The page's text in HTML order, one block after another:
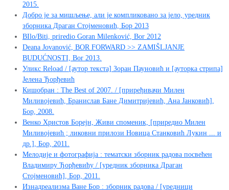
2015.
Добро је за мишљење, али је компликовано за јело, уредник
зборника Драган Стојменовић, Бор 2013
BIlo/Biti, priredio Goran Milenković, Bor 2012
Deana Jovanović, BOR FORWARD >> ZAMIŠLJANJE
BUDUĆNOSTI, Bor 2013.
Уликс Reload / [аутор текста] Зоран Пауновић и [ауторка стрипа]
Јелена Ђорђевић
Кишобран : The Best of 2007. / [приређивачи Милен
Миливојевић, Бранислав Бане Димитријевић, Ана Јанковић],
Бор, 2008.
Венко Христов Борејн, Живи споменик, [приредио Милен
Миливојевић ; ликовни прилози Новица Станковић Лукин ... и
др.], Бор, 2011.
Мелодије и фотографија : тематски зборник радова посвећен
Владимиру Ђорђевићу / [уредник зборника Драган
Стојменовић], Бор, 2011.
Изнадреализма Ване Бор : зборник радова / [уредници